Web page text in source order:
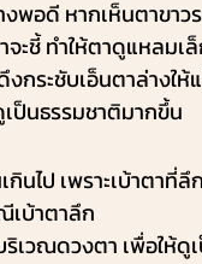
อดี หากเห็นตาขาวร
ะชี้ ทำให้ตาดูแหลมเ
กระชับเอ็นตาล่างใ
ป็นธรรมชาติมากขึ้น
ป เพราะเบ้าตาที่ลึ
เบ้าตาลึก
ริเวณดวงตา เพื่อให้